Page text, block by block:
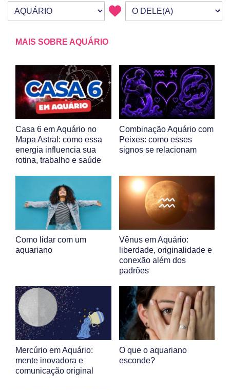
Seu signo
Signo da outra pessoa
MAIS SOBRE AQUÁRIO
Casa 6 em Aquário no
Mapa Astral: como essa
energia influencia sua
rotina, trabalho e saúde
Combinação Aquário com
Peixes: como esses
signos se relacionam
Como lidar com um
aquariano
Vênus em Aquário:
liberdade, originalidade e
conexão além dos
padrões
Mercúrio em Aquário:
mente inovadora e
comunicação original
O que o aquariano
esconde?